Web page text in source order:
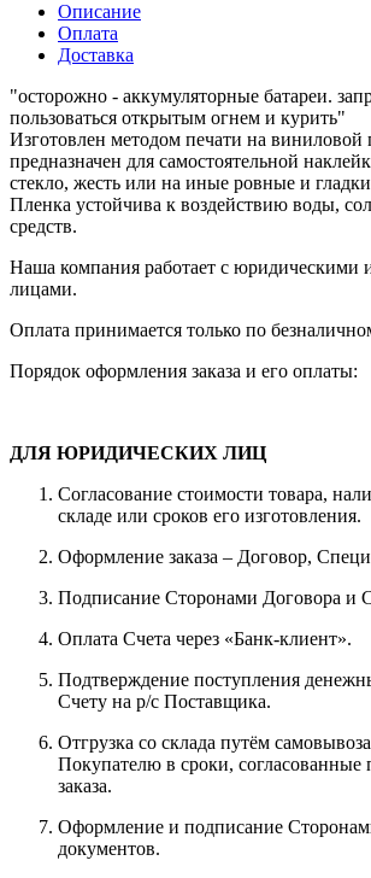
Описание
Оплата
Доставка
"осторожно - аккумуляторные батареи.
пользоваться открытым огнем и курить"
Изготовлен методом печати на виниловой
предназначен для самостоятельной
стекло, жесть или на иные ровные и
Пленка устойчива к воздействию воды,
средств.
Наша компания работает с юридическими
лицами.
Оплата принимается только по
Порядок оформления заказа и его оплаты:
ДЛЯ ЮРИДИЧЕСКИХ ЛИЦ
Согласование стоимости товара,
складе или сроков его изготовления.
Оформление заказа – Договор,
Подписание Сторонами Договора и
Оплата Счета через «Банк-клиент».
Подтверждение поступления
Счету на р/с Поставщика.
Отгрузка со склада путём
Покупателю в сроки,
заказа.
Оформление и подписание
документов.